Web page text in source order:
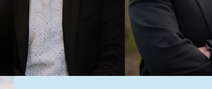
fornybar kraft, ny industri og et
Les mer